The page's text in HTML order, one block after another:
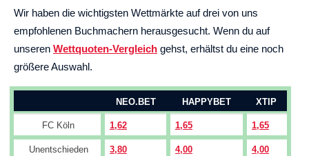
Wir haben die wichtigsten Wettmärkte auf drei von uns
empfohlenen Buchmachern herausgesucht. Wenn du auf
unseren Wettquoten-Vergleich gehst, erhältst du eine noch
größere Auswahl.
NEO.BET HAPPYBET XTIP
FC Köln 1,62 1,65 1,65
Unentschieden 3,80 4,00 4,00